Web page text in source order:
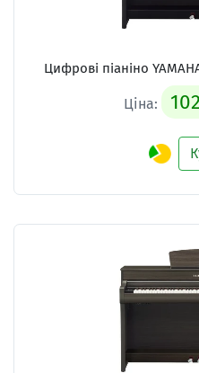
Цифрові піаніно
Ціна: